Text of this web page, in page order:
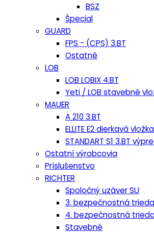
BSZ
Špecial
GUARD
FPS - (CPS) 3.BT
Ostatné
LOB
LOB LOBIX 4.BT
Yeti / LOB stavebné
MAUER
A 210 3.BT
ELLITE E2 dierkavá
STANDART S1 3.BT
Ostatní výrobcovia
Príslušenstvo
RICHTER
Spoločný uzáver SU
3. bezpečnostná trieda
4. bezpečnostná
Stavebné